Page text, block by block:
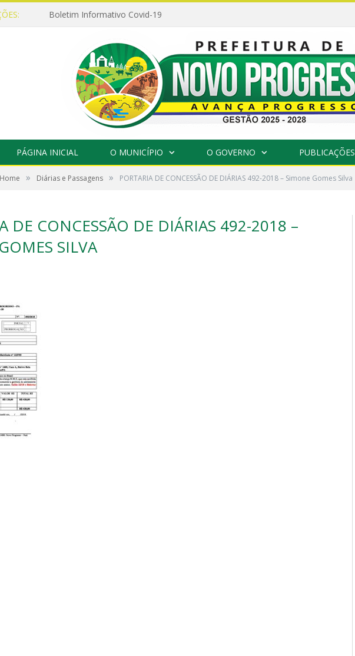
Boletim Informativo Covid-19
PÁGINA INICIAL O MUNICÍPIO O GOVERNO PUBLICAÇÕES
Home » Diárias e Passagens » PORTARIA DE CONCESSÃO DE DIÁRIAS 492-2018 – Simone Gomes Silva
DE CONCESSÃO DE DIÁRIAS 492-2018 –
SILVA